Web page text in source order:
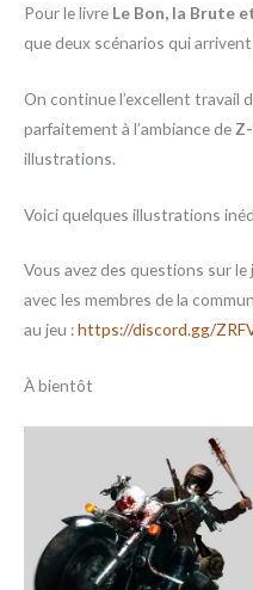
Pour le livre Le Bon, la Brute
que deux scénarios qui
On continue l’excellent travail
parfaitement à l’ambiance de
illustrations.
Voici quelques illustrations
Vous avez des questions sur
avec les membres de la
au jeu :https://discord.gg/
À bientôt